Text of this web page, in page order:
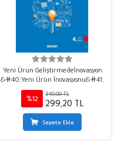
Yeni Ürün Geliştirmedeİnovasyon
&#40;Yeni Ürün İnovasyonu&#41;
%12
340,00 TL
299,20 TL
Sepete Ekle